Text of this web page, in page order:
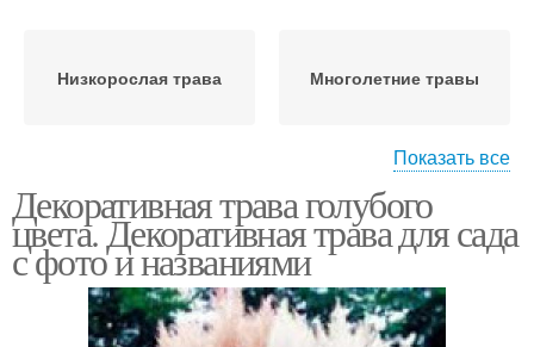
Низкорослая трава Многолетние травы
Травы для сада Трава в горшках
Показать все
Декоративная трава голубого
цвета. Декоративная трава для сада
с фото и названиями